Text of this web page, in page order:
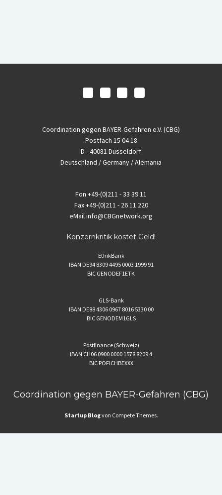
Coordination gegen BAYER-Gefahren e.V. (CBG)
Postfach 15 04 18
D - 40081 Düsseldorf
Deutschland / Germany / Alemania
Fon +49-(0)211 - 33 39 11
Fax+49-(0)211 - 26 11 220
eMailinfo@CBGnetwork.org
Konzernkritik kostet Geld!
EthikBank
IBAN DE94 8309 4495 0003 1999 91
BIC GENODEF1ETK
GLS-Bank
IBAN DE88 4306 0967 8016 5330 00
BIC GENODEM1GLS
Postfinance (Schweiz)
IBAN CH06 0900 0000 1578 8209 4
BIC POFICHBEXXX
Coordination gegen BAYER-Gefahren (CBG)
Startup Blogvon Compete Themes.